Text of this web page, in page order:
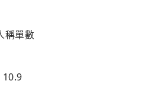
稱單數
10.9